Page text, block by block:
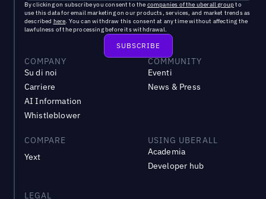
By clicking on subscribe you consent to the companies of the uberall groupto
use this data for email marketing on our products, services, and market trends as
described here. You can withdraw this consent at any time without affecting the
lawfulness of the processing before its withdrawal.
COMPANY
Su di noi
Carriere
AI Information
Whistleblower
COMMUNITY
Eventi
News & Press
COMPARE
Yext
USING UBERALL
Academia
Developer hub
LEGAL